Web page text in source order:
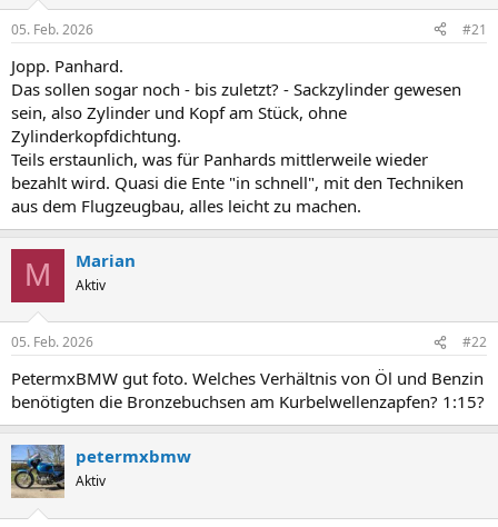
e
:
05. Feb. 2026 #21
Jopp. Panhard.
Das sollen sogar noch - bis zuletzt? - Sackzylinder gewesen
sein, also Zylinder und Kopf am Stück, ohne
Zylinderkopfdichtung.
Teils erstaunlich, was für Panhards mittlerweile wieder
bezahlt wird. Quasi die Ente "in schnell", mit den Techniken
aus dem Flugzeugbau, alles leicht zu machen.
M Marian
Aktiv
05. Feb. 2026 #22
PetermxBMW gut foto. Welches Verhältnis von Öl und Benzin
benötigten die Bronzebuchsen am Kurbelwellenzapfen? 1:15?
petermxbmw
Aktiv